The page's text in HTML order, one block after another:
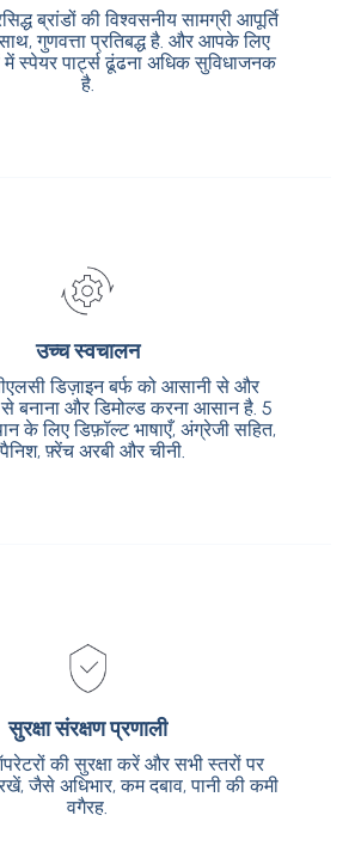
ब्रांडों की विश्वसनीय सामग्री आपूर्ति
गुणवत्ता प्रतिबद्ध है. और आपके लिए
स्पेयर पार्ट्स ढूंढना अधिक सुविधाजनक
है.
ब्रांडों की विश्वसनीय सामग्री आपूर्ति
गुणवत्ता प्रतिबद्ध है. और आपके लिए
स्पेयर पार्ट्स ढूंढना अधिक सुविधाजनक
है.
उच्च स्वचालन
डिज़ाइन बर्फ को आसानी से और
बनाना और डिमोल्ड करना आसान है. 5
के लिए डिफ़ॉल्ट भाषाएँ, अंग्रेजी सहित,
फ़्रेंच अरबी और चीनी.
उच्च स्वचालन
डिज़ाइन बर्फ को आसानी से और
बनाना और डिमोल्ड करना आसान है. 5
के लिए डिफ़ॉल्ट भाषाएँ, अंग्रेजी सहित,
फ़्रेंच अरबी और चीनी.
सुरक्षा संरक्षण प्रणाली
की सुरक्षा करें और सभी स्तरों पर
जैसे अधिभार, कम दबाव, पानी की कमी
वगैरह.
सुरक्षा संरक्षण प्रणाली
की सुरक्षा करें और सभी स्तरों पर
जैसे अधिभार, कम दबाव, पानी की कमी
वगैरह.